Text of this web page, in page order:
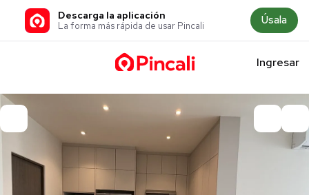
Descarga la aplicación
La forma más rápida de usar Pincali Úsala
Ingresar